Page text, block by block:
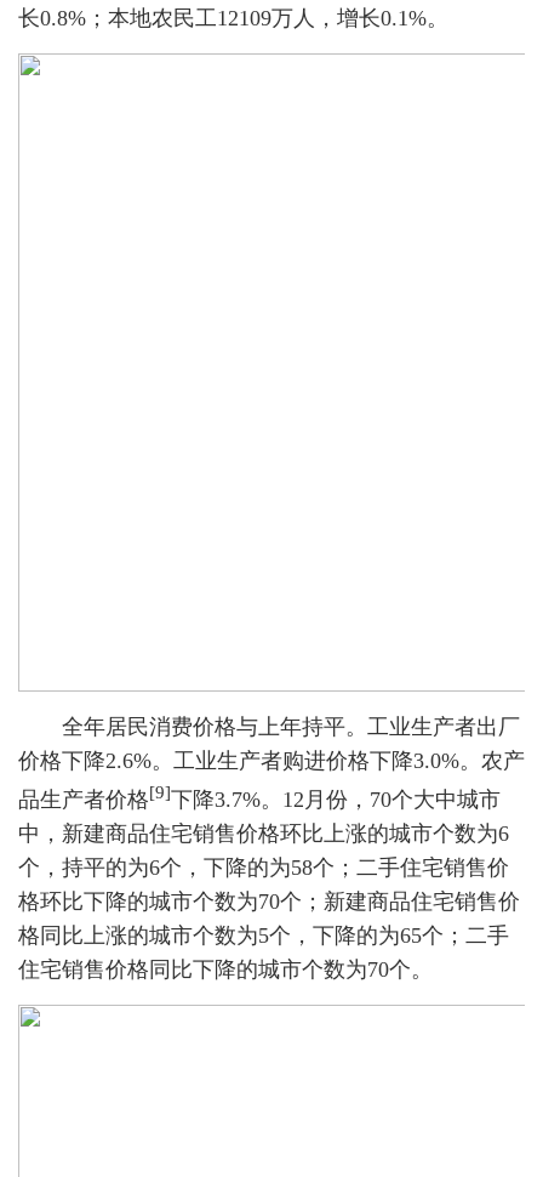
长0.8%；本地农民工12109万人，增长0.1%。
全年居民消费价格与上年持平。工业生产者出厂
价格下降2.6%。工业生产者购进价格下降3.0%。农产
品生产者价格[9]下降3.7%。12月份，70个大中城市
中，新建商品住宅销售价格环比上涨的城市个数为6
个，持平的为6个，下降的为58个；二手住宅销售价
格环比下降的城市个数为70个；新建商品住宅销售价
格同比上涨的城市个数为5个，下降的为65个；二手
住宅销售价格同比下降的城市个数为70个。